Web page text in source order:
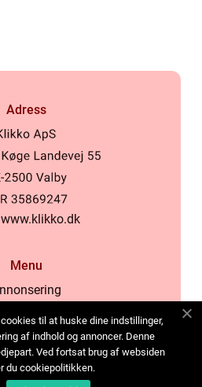
Adress
www.klikko.dk
Menu
Cookies
oss
Sitemap
til at huske dine indstillinger,
af indhold og annoncer. Denne
Ved fortsat brug af websiden
du cookiepolitikken.